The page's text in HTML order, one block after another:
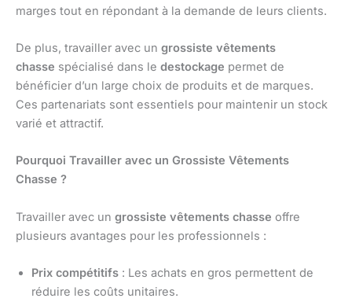
marges tout en répondant à la demande de leurs clients.
De plus, travailler avec un grossiste vêtements
chasse spécialisé dans le destockage permet de
bénéficier d’un large choix de produits et de marques.
Ces partenariats sont essentiels pour maintenir un stock
varié et attractif.
Pourquoi Travailler avec un Grossiste Vêtements
Chasse ?
Travailler avec un grossiste vêtements chasse offre
plusieurs avantages pour les professionnels :
Prix compétitifs : Les achats en gros permettent de
réduire les coûts unitaires.